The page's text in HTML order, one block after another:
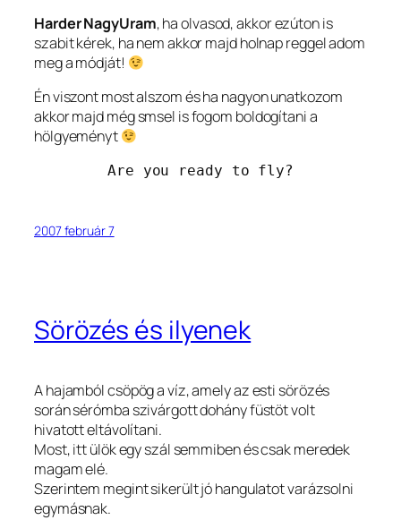
Harder NagyUram, ha olvasod, akkor ezúton is
szabit kérek, ha nem akkor majd holnap reggel adom
meg a módját!
Én viszont most alszom és ha nagyon unatkozom
akkor majd még smsel is fogom boldogítani a
hölgyeményt
Are you ready to fly?
2007 február 7
Sörözés és ilyenek
A hajamból csöpög a víz, amely az esti sörözés
során sérómba szivárgott dohány füstöt volt
hivatott eltávolítani.
Most, itt ülök egy szál semmiben és csak meredek
magam elé.
Szerintem megint sikerült jó hangulatot varázsolni
egymásnak.